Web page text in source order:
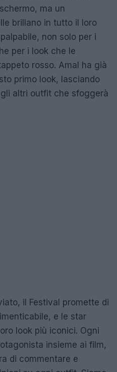
ma un
brillano in tutto il loro
non solo per i
per i look che le
rosso. Amal ha già
primo look, lasciando
altri outfit che sfoggerà
il Festival promette di
e le star
look più iconici. Ogni
insieme ai film,
di commentare e